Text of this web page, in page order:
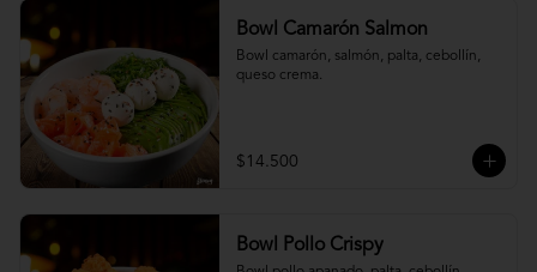
Bowl Camarón Salmon
Bowl camarón, salmón, palta, cebollín,
queso crema.
$14.500
Bowl Pollo Crispy